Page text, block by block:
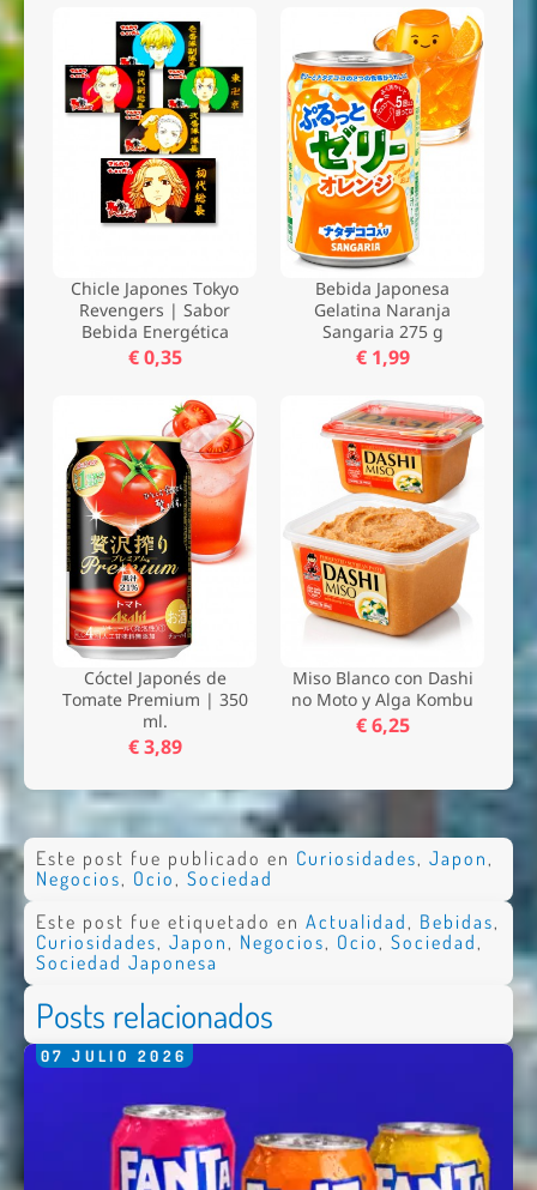
Chicle Japones Tokyo
Revengers | Sabor
Bebida Energética
€ 0,35
Bebida Japonesa
Gelatina Naranja
Sangaria 275 g
€ 1,99
Cóctel Japonés de
Tomate Premium | 350
ml.
€ 3,89
Miso Blanco con Dashi
no Moto y Alga Kombu
€ 6,25
Este post fue publicado en Curiosidades, Japon,
Negocios, Ocio, Sociedad
Este post fue etiquetado en Actualidad, Bebidas,
Curiosidades, Japon, Negocios, Ocio, Sociedad,
Sociedad Japonesa
Posts relacionados
07 JULIO 2026